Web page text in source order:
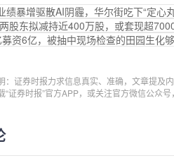
暴增驱散AI阴霾，华尔街吃下“定心
股东拟减持近400万股，或套现超
资6亿，被抽中现场检查的田园生化
：证券时报力求信息真实、准确，文章提及
“证券时报”官方APP，或关注官方微信公众